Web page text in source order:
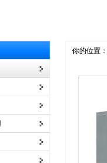
你的位置：